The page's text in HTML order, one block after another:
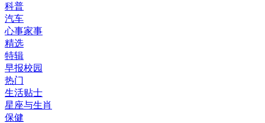
科普
汽车
心事家事
精选
特辑
早报校园
热门
生活贴士
星座与生肖
保健